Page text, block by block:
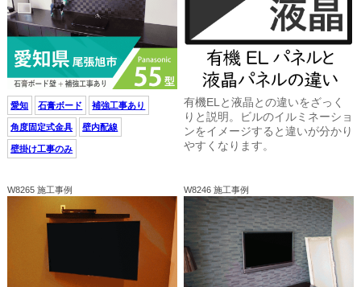
愛知 石膏ボード 補強工事あり
角度固定式金具 壁内配線
壁掛け工事のみ
有機ELと液晶との違いをざっく
りと説明。ビルのイルミネーショ
ンをイメージすると違いが分かり
やすくなります。
W8265 施工事例 W8246 施工事例